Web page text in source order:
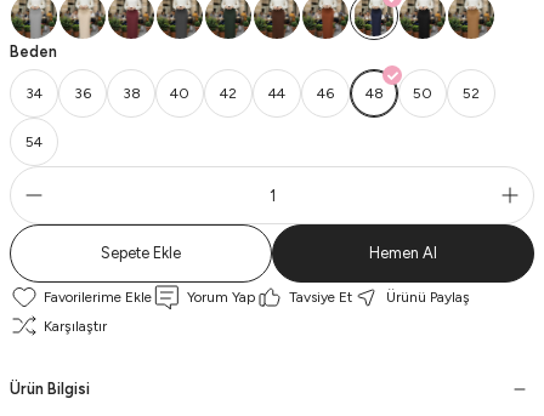
Beden
34 36 38 40 42 44 46 48 50 52
54
Sepete Ekle Hemen Al
Yorum Yap Tavsiye Et
Ürünü Paylaş
Karşılaştır
Ürün Bilgisi